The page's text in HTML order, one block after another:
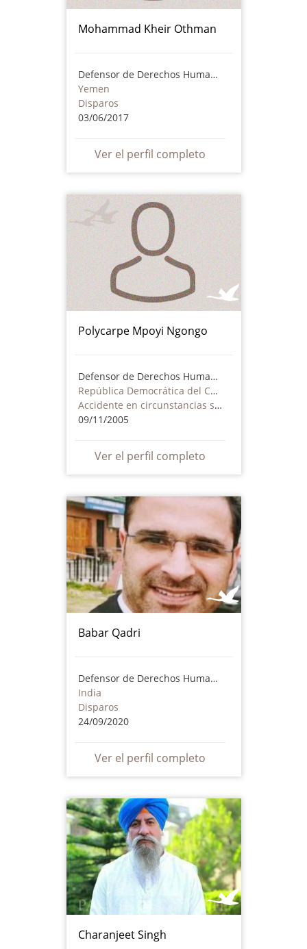
Mohammad Kheir Othman
Defensor de Derechos Humanos
Yemen
Disparos
03/06/2017
Ver el perfil completo
Polycarpe Mpoyi Ngongo
Defensor de Derechos Humanos
República Democrática del Congo
Accidente en circunstancias sospechosas
09/11/2005
Ver el perfil completo
Babar Qadri
Defensor de Derechos Humanos
India
Disparos
24/09/2020
Ver el perfil completo
Charanjeet Singh